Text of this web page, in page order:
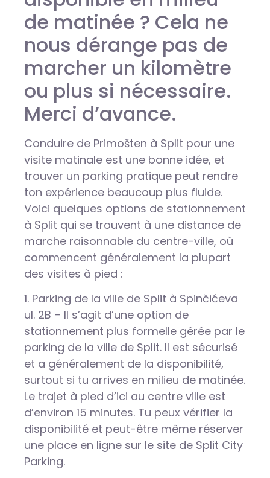
de matinée ? Cela ne
nous dérange pas de
marcher un kilomètre
ou plus si nécessaire.
Merci d’avance.
Conduire de Primošten à Split pour une
visite matinale est une bonne idée, et
trouver un parking pratique peut rendre
ton expérience beaucoup plus fluide.
Voici quelques options de stationnement
à Split qui se trouvent à une distance de
marche raisonnable du centre-ville, où
commencent généralement la plupart
des visites à pied :
1. Parking de la ville de Split à Spinčićeva
ul. 2B – Il s’agit d’une option de
stationnement plus formelle gérée par le
parking de la ville de Split. Il est sécurisé
et a généralement de la disponibilité,
surtout si tu arrives en milieu de matinée.
Le trajet à pied d’ici au centre ville est
d’environ 15 minutes. Tu peux vérifier la
disponibilité et peut-être même réserver
une place en ligne sur le site de Split City
Parking.